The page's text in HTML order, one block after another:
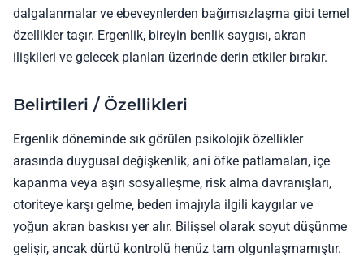
dalgalanmalar ve ebeveynlerden bağımsızlaşma gibi temel
özellikler taşır. Ergenlik, bireyin benlik saygısı, akran
ilişkileri ve gelecek planları üzerinde derin etkiler bırakır.
Belirtileri / Özellikleri
Ergenlik döneminde sık görülen psikolojik özellikler
arasında duygusal değişkenlik, ani öfke patlamaları, içe
kapanma veya aşırı sosyalleşme, risk alma davranışları,
otoriteye karşı gelme, beden imajıyla ilgili kaygılar ve
yoğun akran baskısı yer alır. Bilişsel olarak soyut düşünme
gelişir, ancak dürtü kontrolü henüz tam olgunlaşmamıştır.